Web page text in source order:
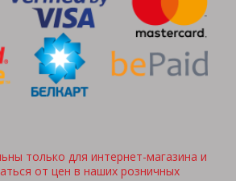
только для интернет-магазина и
от цен в наших розничных